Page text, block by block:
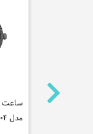
ساعت
مدل DTWGB0000404